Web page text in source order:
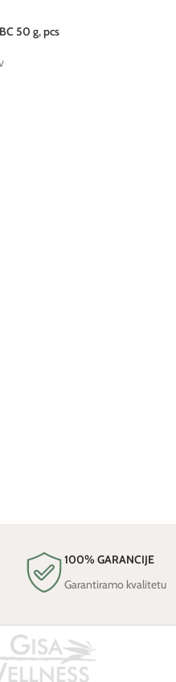
50 g, pcs
100% GARANCIJE
Garantiramo kvalitetu